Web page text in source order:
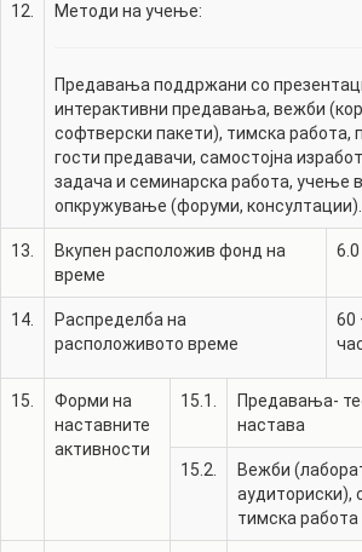
12. Методи на учење:
Предавања поддржани со
интерактивни предавања, вежби
софтверски пакети), тимска работа,
гости предавачи, самостојна
задача и семинарска работа, учење
опкружување (форуми, консултации).
13.
Вкупен расположив фонд на
време
6.0
14.
Распределба на
расположивото време
60
15.
Форми на
наставните
активности
15.1.
Предавања-
настава
15.2.
Вежби
аудиториски),
тимска работа